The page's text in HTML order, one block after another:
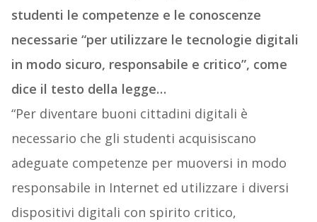
studenti le competenze e le conoscenze
necessarie “per utilizzare le tecnologie digitali
in modo sicuro, responsabile e critico”, come
dice il testo della legge…
“Per diventare buoni cittadini digitali è
necessario che gli studenti acquisiscano
adeguate competenze per muoversi in modo
responsabile in Internet ed utilizzare i diversi
dispositivi digitali con spirito critico,